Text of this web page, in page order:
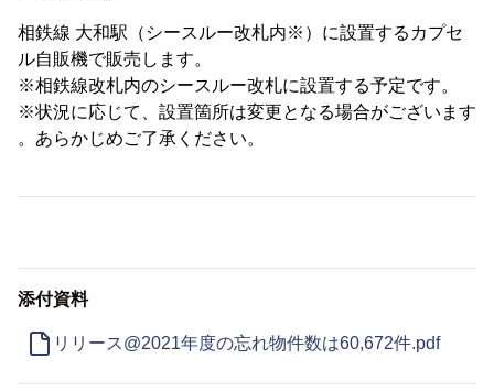
相鉄線 大和駅（シースルー改札内※）に設置するカプセ
ル自販機で販売します。
※相鉄線改札内のシースルー改札に設置する予定です。
※状況に応じて、設置箇所は変更となる場合がございます
。あらかじめご了承ください。
添付資料
リリース@2021年度の忘れ物件数は60,672件.pdf